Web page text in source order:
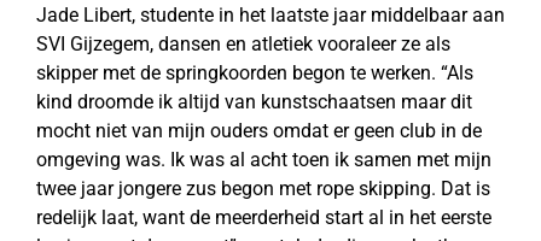
Jade Libert, studente in het laatste jaar middelbaar aan
SVI Gijzegem, dansen en atletiek vooraleer ze als
skipper met de springkoorden begon te werken. “Als
kind droomde ik altijd van kunstschaatsen maar dit
mocht niet van mijn ouders omdat er geen club in de
omgeving was. Ik was al acht toen ik samen met mijn
twee jaar jongere zus begon met rope skipping. Dat is
redelijk laat, want de meerderheid start al in het eerste